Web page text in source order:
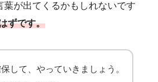
が出てくるかもしれないです
ずです。
して、やっていきましょう。